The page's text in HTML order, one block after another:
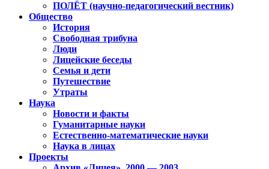
ПОЛЁТ (научно-педагогический вестник)
Общество
История
Свободная трибуна
Люди
Лицейские беседы
Семья и дети
Путешествие
Утраты
Наука
Новости и факты
Гуманитарные науки
Естественно-математические науки
Наука в лицах
Проекты